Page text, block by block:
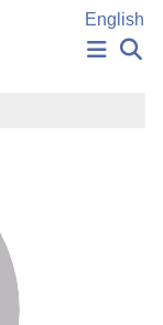
English